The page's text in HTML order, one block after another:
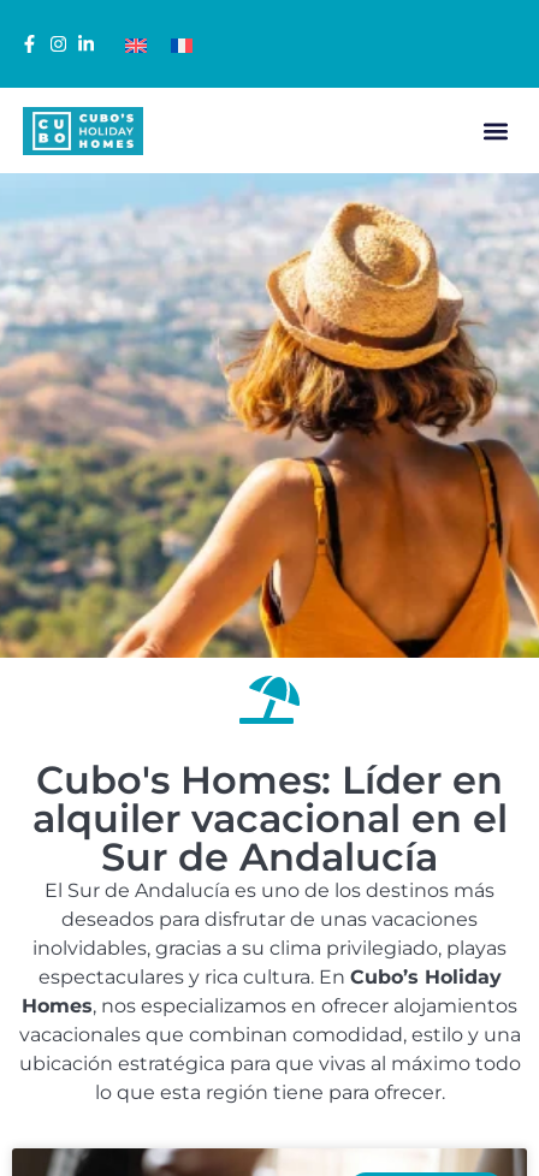
Cubo's Homes: Líder en
alquiler vacacional en el
Sur de Andalucía
El Sur de Andalucía es uno de los destinos más
deseados para disfrutar de unas vacaciones
inolvidables, gracias a su clima privilegiado, playas
espectaculares y rica cultura. En Cubo’s Holiday
Homes, nos especializamos en ofrecer alojamientos
vacacionales que combinan comodidad, estilo y una
ubicación estratégica para que vivas al máximo todo
lo que esta región tiene para ofrecer.